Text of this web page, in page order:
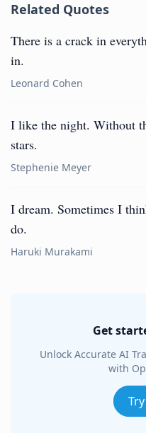
Related Quotes
There is a crack in
in.
Leonard Cohen
I like the night. Without
stars.
Stephenie Meyer
I dream. Sometimes I
do.
Haruki Murakami
Get
Unlock Accurate AI
with